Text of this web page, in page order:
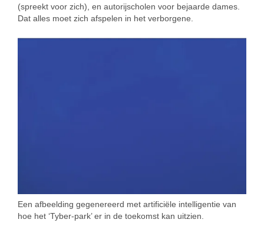
(spreekt voor zich), en autorijscholen voor bejaarde dames.
Dat alles moet zich afspelen in het verborgene.
Een afbeelding gegenereerd met artificiële intelligentie van
hoe het ‘Tyber-park’ er in de toekomst kan uitzien.